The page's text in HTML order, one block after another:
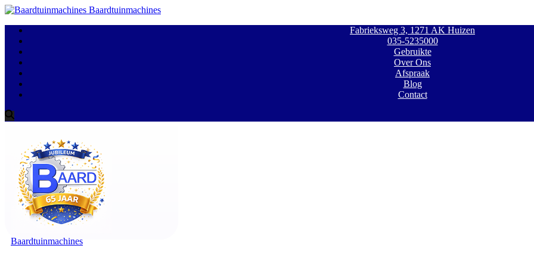
Baardtuinmachines
Fabrieksweg 3, 1271 AK Huizen
035-5235000
Gebruikte
Over Ons
Afspraak
Blog
Contact
Baardtuinmachines